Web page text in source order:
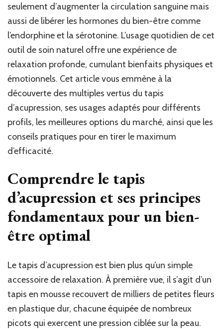
seulement d’augmenter la circulation sanguine mais
aussi de libérer les hormones du bien-être comme
l’endorphine et la sérotonine. L’usage quotidien de cet
outil de soin naturel offre une expérience de
relaxation profonde, cumulant bienfaits physiques et
émotionnels. Cet article vous emmène à la
découverte des multiples vertus du tapis
d’acupression, ses usages adaptés pour différents
profils, les meilleures options du marché, ainsi que les
conseils pratiques pour en tirer le maximum
d’efficacité.
Comprendre le tapis
d’acupression et ses principes
fondamentaux pour un bien-
être optimal
Le tapis d’acupression est bien plus qu’un simple
accessoire de relaxation. À première vue, il s’agit d’un
tapis en mousse recouvert de milliers de petites fleurs
en plastique dur, chacune équipée de nombreux
picots qui exercent une pression ciblée sur la peau.